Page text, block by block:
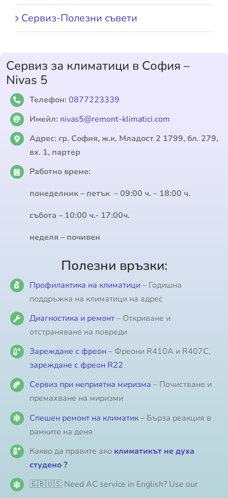
Сервиз-Полезни съвети
Сервиз за климатици в София –
Nivas 5
Телефон: 0877223339
Имейл: nivas5@remont-klimatici.com
Адрес: гр. София, ж.к. Младост 2 1799, бл. 279,
вх. 1, партер
Работно време:
понеделник – петък – 09:00 ч. – 18:00 ч.
събота – 10:00 ч.- 17:00ч.
неделя – почивен
Полезни връзки:
Профилактика на климатици – Годишна
поддръжка на климатици на адрес
Диагностика и ремонт– Откриване и
отстраняване на повреди
Зареждане с фреон – Фреони R410A и R407C,
зареждане с фреон R22
Сервиз при неприятна миризма – Почистване и
премахване на миризми
Спешен ремонт на климатик– Бърза реакция в
рамките на деня
Какво да правите ако климатикът не духа
студено ?
🇬🇧🇺🇸 Need AC service in English? Use our